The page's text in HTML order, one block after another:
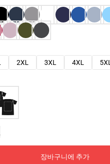
2XL 3XL 4XL
5XL
장바구니에 추가